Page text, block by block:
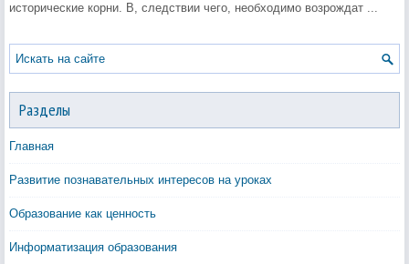
исторические корни. В, следствии чего, необходимо возрождат ...
Разделы
Главная
Развитие познавательных интересов на уроках
Образование как ценность
Информатизация образования